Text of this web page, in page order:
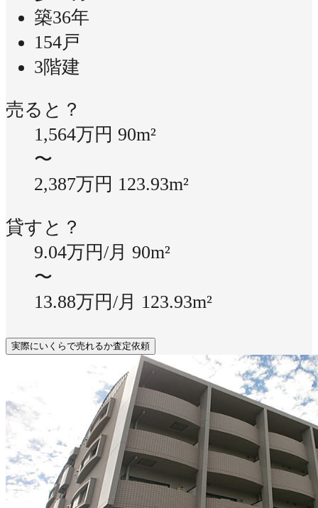
築36年
154戸
3階建
売ると？
1,564万円 90m²
〜
2,387万円 123.93m²
貸すと？
9.04万円/月 90m²
〜
13.88万円/月 123.93m²
実際にいくらで売れるか査定依頼